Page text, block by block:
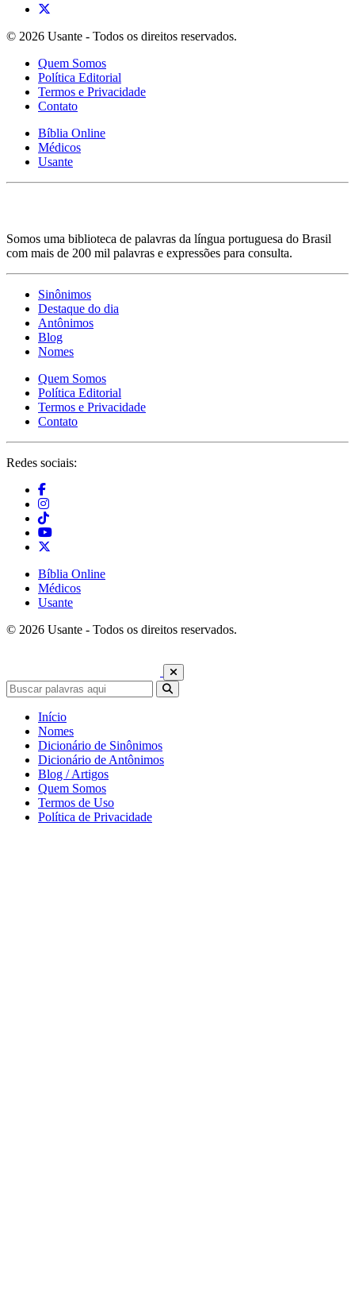
© 2026 Usante - Todos os direitos reservados.
Quem Somos
Política Editorial
Termos e Privacidade
Contato
Bíblia Online
Médicos
Usante
Somos uma biblioteca de palavras da língua portuguesa do Brasil
com mais de 200 mil palavras e expressões para consulta.
Sinônimos
Destaque do dia
Antônimos
Blog
Nomes
Quem Somos
Política Editorial
Termos e Privacidade
Contato
Redes sociais:
Bíblia Online
Médicos
Usante
© 2026 Usante - Todos os direitos reservados.
Início
Nomes
Dicionário de Sinônimos
Dicionário de Antônimos
Blog / Artigos
Quem Somos
Termos de Uso
Política de Privacidade